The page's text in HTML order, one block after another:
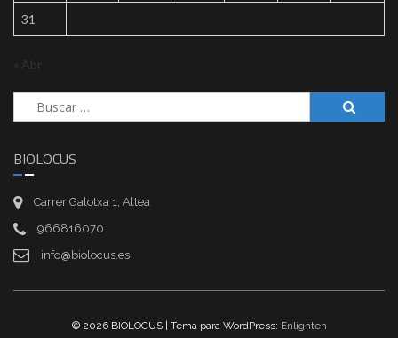
31
« Abr
Buscar:
BIOLOCUS
Carrer Galotxa 1, Altea
966816070
info@biolocus.es
© 2026 BIOLOCUS | Tema para WordPress: Enlighten